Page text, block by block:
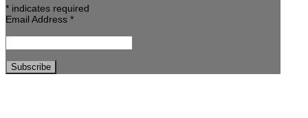
* indicates required
Email Address *